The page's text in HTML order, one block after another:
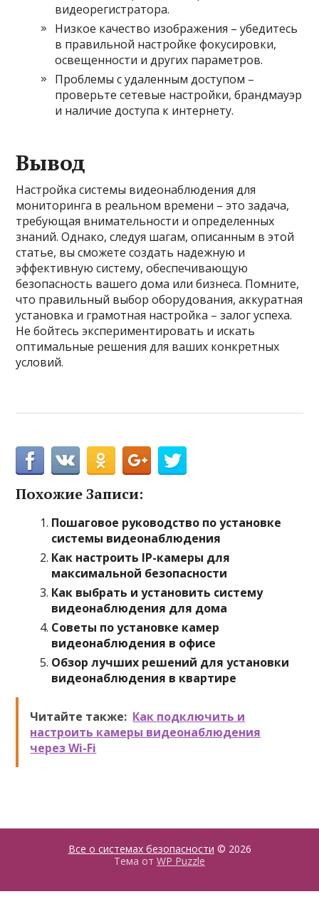
видеорегистратора.
Низкое качество изображения – убедитесь
в правильной настройке фокусировки,
освещенности и других параметров.
Проблемы с удаленным доступом –
проверьте сетевые настройки, брандмауэр
и наличие доступа к интернету.
Вывод
Настройка системы видеонаблюдения для
мониторинга в реальном времени – это задача,
требующая внимательности и определенных
знаний. Однако, следуя шагам, описанным в этой
статье, вы сможете создать надежную и
эффективную систему, обеспечивающую
безопасность вашего дома или бизнеса. Помните,
что правильный выбор оборудования, аккуратная
установка и грамотная настройка – залог успеха.
Не бойтесь экспериментировать и искать
оптимальные решения для ваших конкретных
условий.
Похожие Записи:
Пошаговое руководство по установке
системы видеонаблюдения
Как настроить IP-камеры для
максимальной безопасности
Как выбрать и установить систему
видеонаблюдения для дома
Советы по установке камер
видеонаблюдения в офисе
Обзор лучших решений для установки
видеонаблюдения в квартире
Читайте также: Как подключить и
настроить камеры видеонаблюдения
через Wi-Fi
Все о системах безопасности © 2026
Тема от WP Puzzle